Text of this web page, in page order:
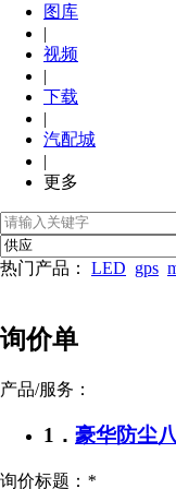
图库
|
视频
|
下载
|
汽配城
|
更多
热门产品： LED gps
询价单
产品/服务：
1． 豪华防尘
询价标题： *